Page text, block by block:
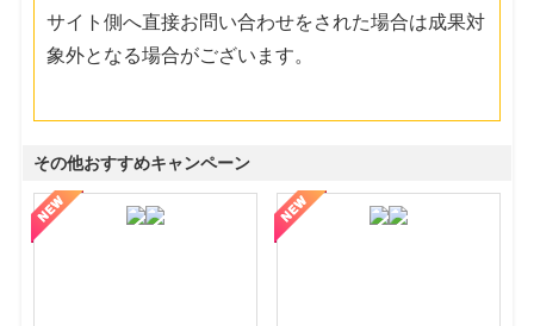
サイト側へ直接お問い合わせをされた場合は成果対
象外となる場合がございます。
その他おすすめキャンペーン